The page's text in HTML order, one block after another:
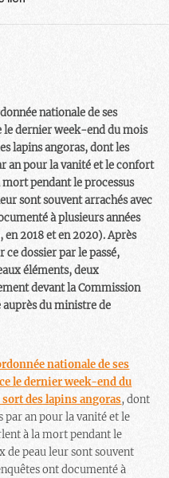
nationale de ses
le dernier week-end du mois
lapins angoras, dont les
an pour la vanité et le confort
pendant le processus
sont souvent arrachés avec
à plusieurs années
2018 et en 2020). Après
ce dossier par le passé,
éléments, deux
devant la Commission
du ministre de
nationale de ses
le dernier week-end du
des lapins angoras, dont
par an pour la vanité et le
à la mort pendant le
de peau leur sont souvent
ont documenté à